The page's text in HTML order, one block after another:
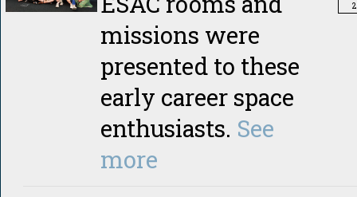
missions were
presented to these
early career space
enthusiasts. See
more